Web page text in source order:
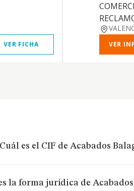
VER FICHA VER
es el CIF de Acabados
la forma jurídica de